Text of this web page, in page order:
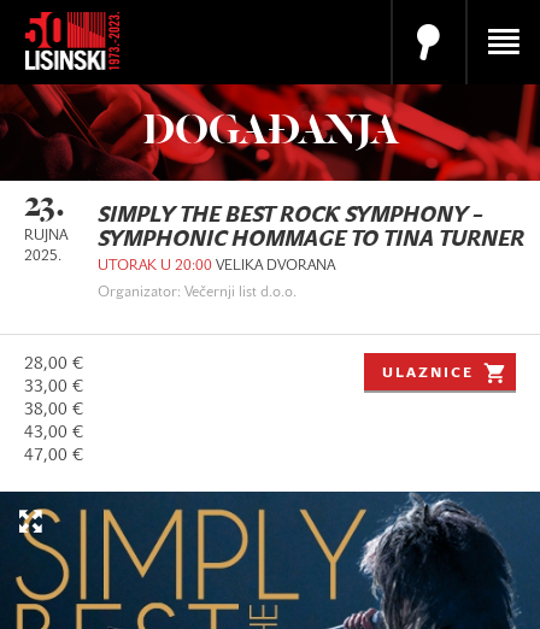
DOGAĐANJA
23.
RUJNA
2025.
SIMPLY THE BEST ROCK SYMPHONY –
SYMPHONIC HOMMAGE TO TINA TURNER
UTORAK U 20:00 VELIKA DVORANA
Organizator: Večernji list d.o.o.
28,00 €
33,00 €
38,00 €
43,00 €
47,00 €
ULAZNICE